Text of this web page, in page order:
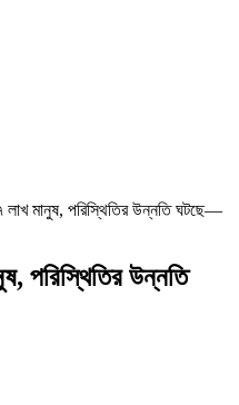
লাখ মানুষ, পরিস্থিতির উন্নতি ঘটছে—
পরিস্থিতির উন্নতি